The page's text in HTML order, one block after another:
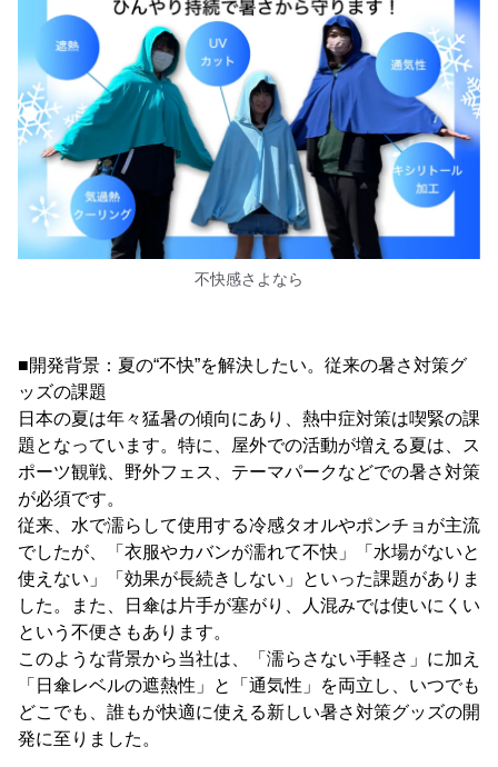
不快感さよなら
■開発背景：夏の“不快”を解決したい。従来の暑さ対策グ
ッズの課題
日本の夏は年々猛暑の傾向にあり、熱中症対策は喫緊の課
題となっています。特に、屋外での活動が増える夏は、ス
ポーツ観戦、野外フェス、テーマパークなどでの暑さ対策
が必須です。
従来、水で濡らして使用する冷感タオルやポンチョが主流
でしたが、「衣服やカバンが濡れて不快」「水場がないと
使えない」「効果が長続きしない」といった課題がありま
した。また、日傘は片手が塞がり、人混みでは使いにくい
という不便さもあります。
このような背景から当社は、「濡らさない手軽さ」に加え
「日傘レベルの遮熱性」と「通気性」を両立し、いつでも
どこでも、誰もが快適に使える新しい暑さ対策グッズの開
発に至りました。